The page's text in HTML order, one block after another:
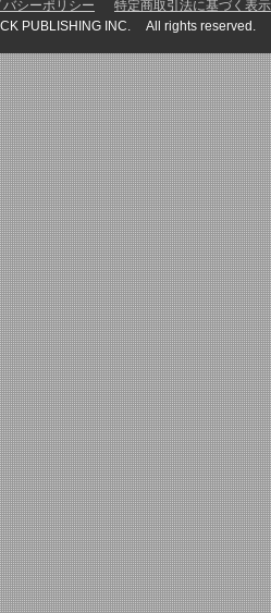
バシーポリシー
特定商取引法に基づく表示
PUBLISHING INC. All rights reserved.